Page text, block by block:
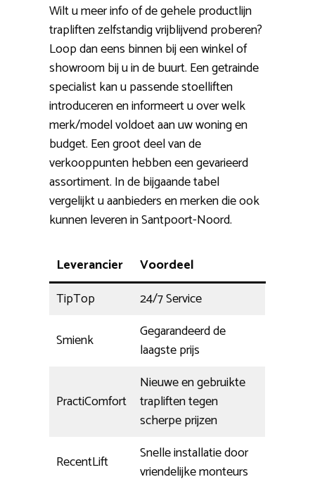
Wilt u meer info of de gehele productlijn
trapliften zelfstandig vrijblijvend proberen?
Loop dan eens binnen bij een winkel of
showroom bij u in de buurt. Een getrainde
specialist kan u passende stoelliften
introduceren en informeert u over welk
merk/model voldoet aan uw woning en
budget. Een groot deel van de
verkooppunten hebben een gevarieerd
assortiment. In de bijgaande tabel
vergelijkt u aanbieders en merken die ook
kunnen leveren in Santpoort-Noord.
Leverancier
Voordeel
TipTop
24/7 Service
Smienk
Gegarandeerd de
laagste prijs
PractiComfort
Nieuwe en gebruikte
trapliften tegen
scherpe prijzen
RecentLift
Snelle installatie door
vriendelijke monteurs